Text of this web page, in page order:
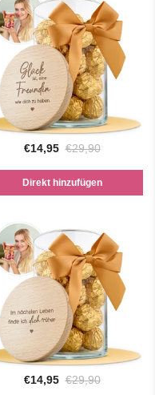
€14,95 €29,90
Direkt hinzufügen
€14,95 €29,90